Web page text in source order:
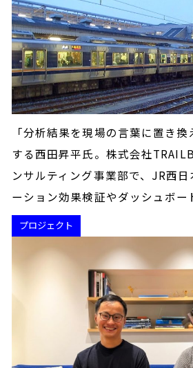
「分析結果を現場の言葉に置き
する西田昇平氏。株式会社
ンサルティング事業部で、JR西
ーション効果検証やダッシュボ
プロジェクト